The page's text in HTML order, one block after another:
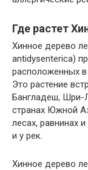
Где растет
Хинное дерево
antidysenterica)
расположенных в
Это растение
Бангладеш, Шри-
странах Южной
лесах, равнинах
и у рек.
Хинное дерево